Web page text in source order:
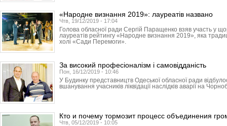
«Народне визнання 2019»: лауреатів названо
Чтв, 19/12/2019 - 17:04
Голова обласної ради Сергій Паращенко взяв участь у
лауреатів рейтингу «Народне визнання 2019», яка
холі «Сади Перемоги».
За високий професіоналізм і самовідданість
Пон, 16/12/2019 - 10:46
У Будинку представництв Одеської обласної ради
вшанування учасників ліквідації наслідків аварії на
Кто и почему тормозит процесс объединения
Чтв, 05/12/2019 - 10:05